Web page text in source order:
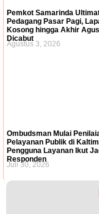
Pemkot Samarinda
Pedagang Pasar Pagi,
Kosong hingga Akhir
Dicabut
Agustus 3, 2026
Ombudsman Mulai
Pelayanan Publik di
Pengguna Layanan Ikut
Responden
Juli 30, 2026